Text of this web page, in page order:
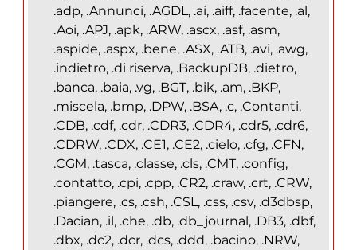
.adp, .Annunci, .AGDL, .ai, .aiff, .facente, .al,
.Aoi, .APJ, .apk, .ARW, .ascx, .asf, .asm,
.aspide, .aspx, .bene, .ASX, .ATB, .avi, .awg,
.indietro, .di riserva, .BackupDB, .dietro,
.banca, .baia, .vg, .BGT, .bik, .am, .BKP,
.miscela, .bmp, .DPW, .BSA, .c, .Contanti,
.CDB, .cdf, .cdr, .CDR3, .CDR4, .cdr5, .cdr6,
.CDRW, .CDX, .CE1, .CE2, .cielo, .cfg, .CFN,
.CGM, .tasca, .classe, .cls, .CMT, .config,
.contatto, .cpi, .cpp, .CR2, .craw, .crt, .CRW,
.piangere, .cs, .csh, .CSL, .css, .csv, .d3dbsp,
.Dacian, .il, .che, .db, .db_journal, .DB3, .dbf,
.dbx, .dc2, .dcr, .dcs, .ddd, .bacino, .NRW,